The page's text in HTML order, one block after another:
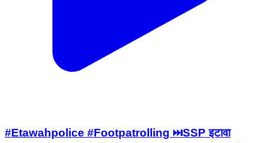
#Etawahpolice #Footpatrolling ⏭️SSP इटावा